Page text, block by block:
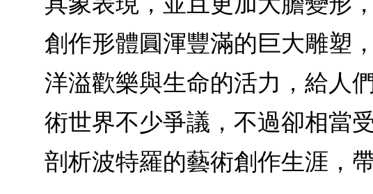
創作形體圓渾豐滿的巨大雕塑
洋溢歡樂與生命的活力，給人
術世界不少爭議，不過卻相當
剖析波特羅的藝術創作生涯，